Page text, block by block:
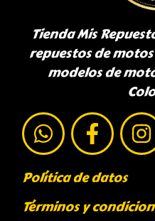
Tienda Mis
repuestos de
modelos de
Política de datos
Términos y